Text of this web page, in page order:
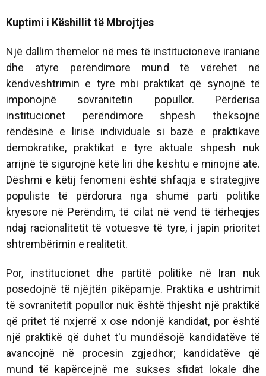
Kuptimi i Këshillit të Mbrojtjes
Një dallim themelor në mes të institucioneve iraniane
dhe atyre perëndimore mund të vërehet në
këndvështrimin e tyre mbi praktikat që synojnë të
imponojnë sovranitetin popullor. Përderisa
institucionet perëndimore shpesh theksojnë
rëndësinë e lirisë individuale si bazë e praktikave
demokratike, praktikat e tyre aktuale shpesh nuk
arrijnë të sigurojnë këtë liri dhe kështu e minojnë atë.
Dëshmi e këtij fenomeni është shfaqja e strategjive
populiste të përdorura nga shumë parti politike
kryesore në Perëndim, të cilat në vend të tërheqjes
ndaj racionalitetit të votuesve të tyre, i japin prioritet
shtrembërimin e realitetit.
Por, institucionet dhe partitë politike në Iran nuk
posedojnë të njëjtën pikëpamje. Praktika e ushtrimit
të sovranitetit popullor nuk është thjesht një praktikë
që pritet të nxjerrë x ose ndonjë kandidat, por është
një praktikë që duhet t'u mundësojë kandidatëve të
avancojnë në procesin zgjedhor; kandidatëve që
mund të kapërcejnë me sukses sfidat lokale dhe